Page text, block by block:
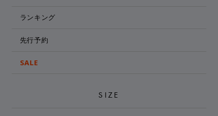
ランキング
先行予約
SALE
SIZE